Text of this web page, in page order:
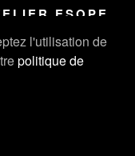
l'utilisation de
politique de
ESOPE